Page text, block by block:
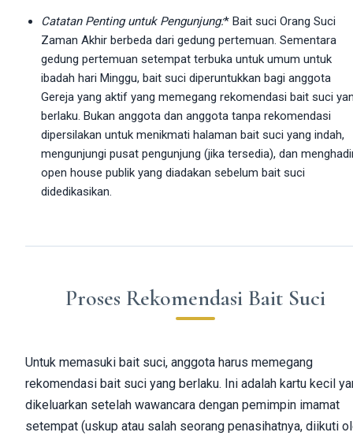
Catatan Penting untuk Pengunjung:* Bait suci Orang Suci
Zaman Akhir berbeda dari gedung pertemuan. Sementara
gedung pertemuan setempat terbuka untuk umum untuk
ibadah hari Minggu, bait suci diperuntukkan bagi anggota
Gereja yang aktif yang memegang rekomendasi bait suci
berlaku. Bukan anggota dan anggota tanpa rekomendasi
dipersilakan untuk menikmati halaman bait suci yang indah,
mengunjungi pusat pengunjung (jika tersedia), dan
open house publik yang diadakan sebelum bait suci
didedikasikan.
Proses Rekomendasi Bait Suci
Untuk memasuki bait suci, anggota harus memegang
rekomendasi bait suci yang berlaku. Ini adalah kartu kecil
dikeluarkan setelah wawancara dengan pemimpin imamat
setempat (uskup atau salah seorang penasihatnya, diikuti